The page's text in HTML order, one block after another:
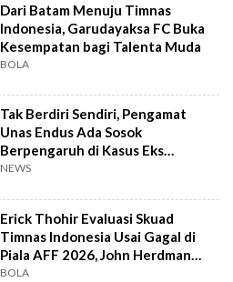
Dari Batam Menuju Timnas
Indonesia, Garudayaksa FC Buka
Kesempatan bagi Talenta Muda
BOLA
Tak Berdiri Sendiri, Pengamat
Unas Endus Ada Sosok
Berpengaruh di Kasus Eks
Jampidsus
NEWS
Erick Thohir Evaluasi Skuad
Timnas Indonesia Usai Gagal di
Piala AFF 2026, John Herdman
Out?
BOLA